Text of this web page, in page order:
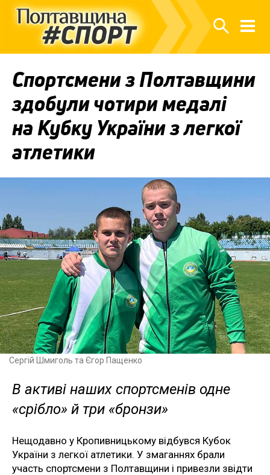
Спортсмени з Полтавщини
здобули чотири медалі
на Кубку України з легкої
атлетики
Сергій Шмиголь та Єгор Пащенко
В активі наших спортсменів одне
«срібло» й три «бронзи»
Нещодавно у Кропивницькому відбувся Кубок
України з легкої атлетики. У змаганнях брали
участь спортсмени з Полтавщини і привезли звідти